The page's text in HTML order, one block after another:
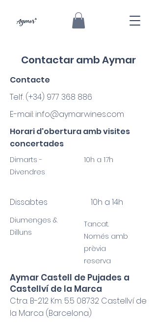
Contactar amb Aymar
Contacte
Telf. (+34) 977 368 886
E-mail: info@aymarwines.com
Horari d'obertura amb visites
concertades
Dimarts -
Divendres
10h a 17h
Dissabtes 10h a 14h
Diumenges &
Dilluns
Tancat.
Només amb
prèvia
reserva
Aymar Castell de Pujades a
Castellví de la Marca
Ctra. B-212 Km. 5.5 08732 Castellví de
la Marca (Barcelona)